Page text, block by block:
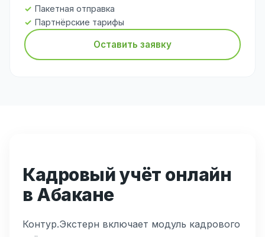
Пакетная отправка
Партнёрские тарифы
Оставить заявку
Кадровый учёт онлайн
в Абакане
Контур.Экстерн включает модуль кадрового